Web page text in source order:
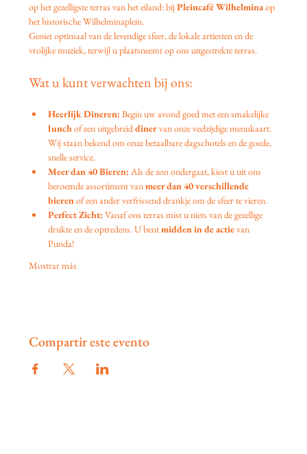
op het gezelligste terras van het eiland: bij Pleincafé Wilhelmina op
het historische Wilhelminaplein.
Geniet optimaal van de levendige sfeer, de lokale artiesten en de
vrolijke muziek, terwijl u plaatsneemt op ons uitgestrekte terras.
Wat u kunt verwachten bij ons:
Heerlijk Dineren: Begin uw avond goed met een smakelijke
lunch of een uitgebreid diner van onze veelzijdige menukaart.
Wij staan bekend om onze betaalbare dagschotels en de goede,
snelle service.
Meer dan 40 Bieren: Als de zon ondergaat, kiest u uit ons
beroemde assortiment van meer dan 40 verschillende
bieren of een ander verfrissend drankje om de sfeer te vieren.
Perfect Zicht: Vanaf ons terras mist u niets van de gezellige
drukte en de optredens. U bent midden in de actie van
Punda!
Mostrar más
Compartir este evento